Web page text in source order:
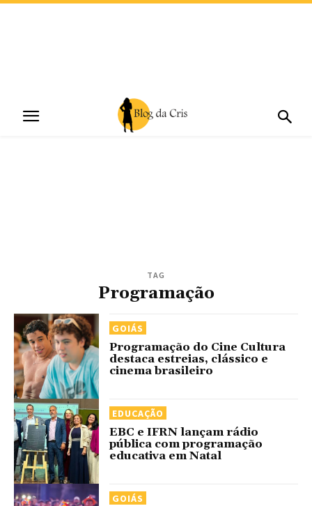
TAG
Programação
GOIÁS
Programação do Cine Cultura
destaca estreias, clássico e
cinema brasileiro
EDUCAÇÃO
EBC e IFRN lançam rádio
pública com programação
educativa em Natal
GOIÁS